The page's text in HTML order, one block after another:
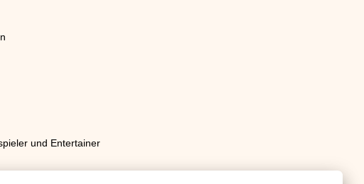
und Entertainer